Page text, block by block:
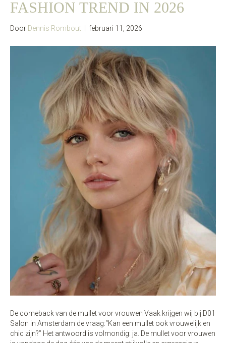
FASHION TREND IN 2026
Door Dennis Rombout februari 11, 2026
De comeback van de mullet voor vrouwen Vaak krijgen wij bij D01
Salon in Amsterdam de vraag:“Kan een mullet ook vrouwelijk en
chic zijn?” Het antwoord is volmondig: ja. De mullet voor vrouwen